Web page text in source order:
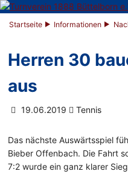
Startseite Informationen
Herren 30
aus
19.06.2019 Tennis
Das nächste Auswärtsspiel
Bieber Offenbach. Die Fahrt
7:2 wurde ein ganz klarer